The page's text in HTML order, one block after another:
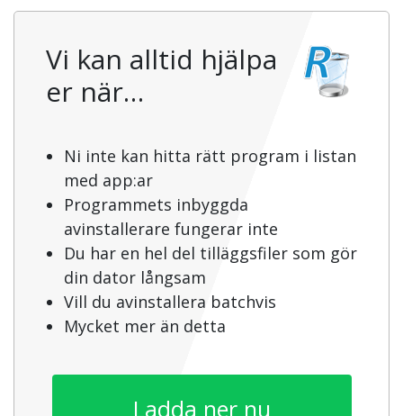
Vi kan alltid hjälpa
er när…
Ni inte kan hitta rätt program i listan
med app:ar
Programmets inbyggda
avinstallerare fungerar inte
Du har en hel del tilläggsfiler som gör
din dator långsam
Vill du avinstallera batchvis
Mycket mer än detta
Ladda ner nu